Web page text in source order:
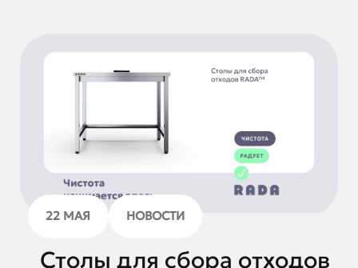
22 МАЯ НОВОСТИ
Столы для сбора отходов